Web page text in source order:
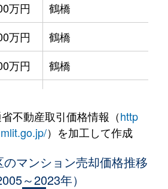
万円 鶴橋
万円 鶴橋
万円 鶴橋
万円 谷町九丁目
万円 谷町九丁目
不動産取引価格情報（http
）を加工して作成
マンション売却価格推移
～2023年）